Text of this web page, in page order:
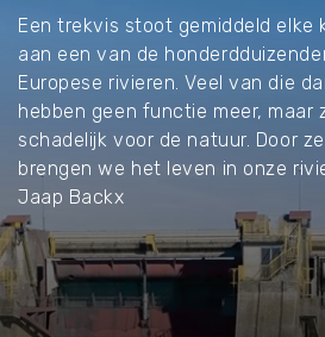
Een trekvis stoot gemiddeld elke
aan een van de
Europese rivieren. Veel van die
hebben geen functie meer, maar
schadelijk voor de natuur. Door
brengen we het leven in onze
Jaap Backx